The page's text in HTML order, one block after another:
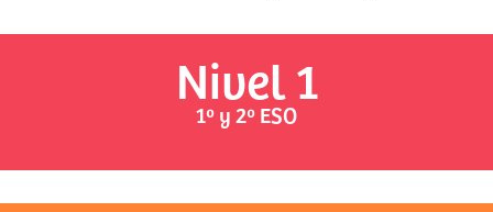
Nivel 1
1º y 2º ESO